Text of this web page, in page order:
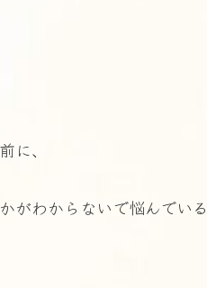
に、
がわからないで悩んでい